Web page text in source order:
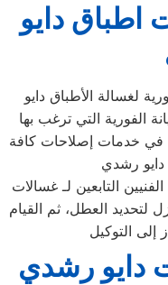
اطباق دايو
لغسالة الأطباق دايو
خبرة أكثر من 10 سنوات في خدمات إصلاحات كافة
التابعين لـ غسالات
لتحديد العطل، ثم القيام
التوكيل
دايو رشدي